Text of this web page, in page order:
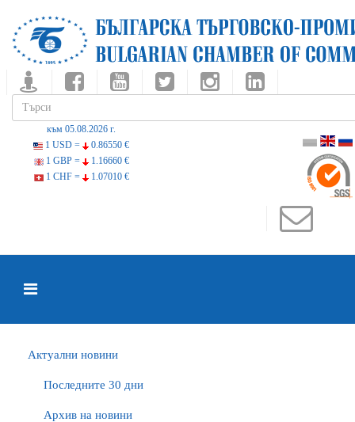
към 05.08.2026 г.
1 USD =
0.86550 €
1 GBP =
1.16660 €
1 CHF =
1.07010 €
Актуални новини
Последните 30 дни
Архив на новини